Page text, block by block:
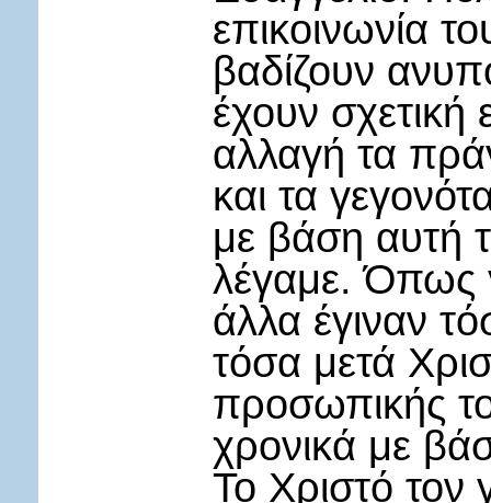
επικοινωνία
βαδίζουν
έχουν
αλλαγή τα
και τα
με βάση αυτή
λέγαμε. Όπως
άλλα έγιναν
τόσα μετά
προσωπικής
χρονικά με
Το Χριστό τον